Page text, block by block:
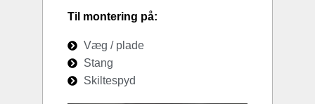
Til montering på:
Væg / plade
Stang
Skiltespyd